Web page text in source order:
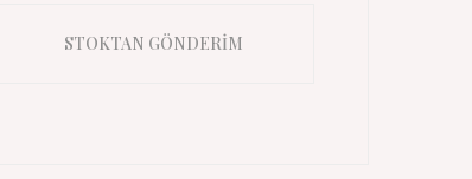
STOKTAN GÖNDERİM